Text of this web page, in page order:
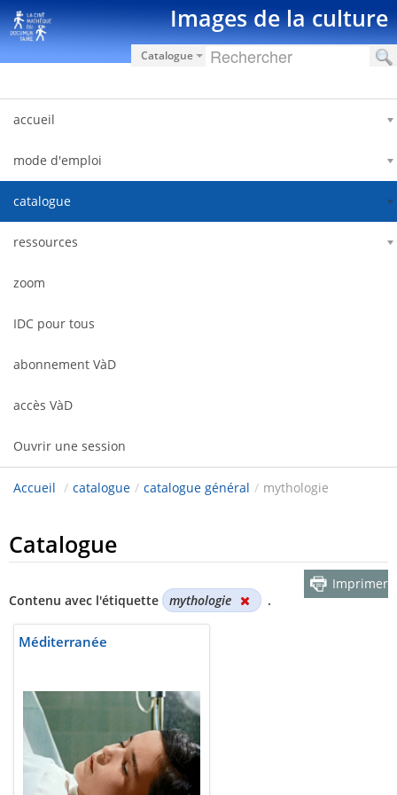
Saut au contenu Images de la culture
Catalogue
accueil
mode d'emploi
catalogue
ressources
zoom
IDC pour tous
abonnement VàD
accès VàD
Ouvrir une session
Accueil / catalogue / catalogue général / mythologie
Catalogue
Contenu avec l'étiquette mythologie .
Imprimer
Méditerranée